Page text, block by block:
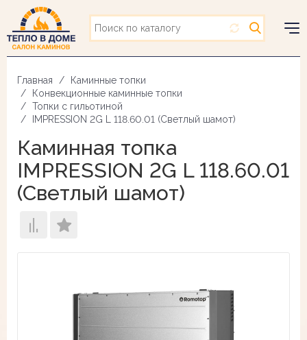
Перейти
основному
содержанию
Главная
Каминные топки
Конвекционные каминные топки
Топки с гильотиной
IMPRESSION 2G L 118.60.01 (Светлый шамот)
Каминная топка
IMPRESSION 2G L 118.60.01
(Светлый шамот)